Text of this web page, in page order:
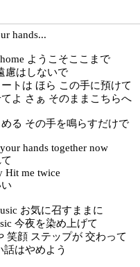
hands...
ようこそここまで
慮はしないで
トは ほら この手に預けて
よ さぁ そのままこちらへ
る その手を鳴らすだけで
hands together now
Hit me twice
お気に召すままに
今夜を染め上げて
笑顔 ステップが 交わって
はやめよう